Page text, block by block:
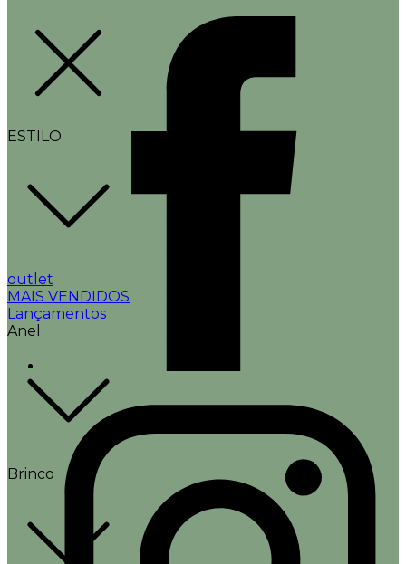
ESTILO
outlet
MAIS VENDIDOS
Lançamentos
Anel
Brinco